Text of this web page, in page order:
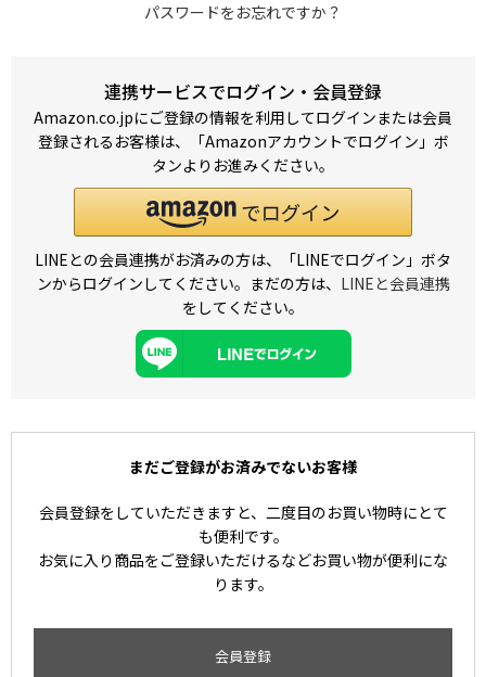
パスワードをお忘れですか？
連携サービスでログイン・会員登録
Amazon.co.jpにご登録の情報を利用してログインまたは会員
登録されるお客様は、「Amazonアカウントでログイン」ボ
タンよりお進みください。
LINEとの会員連携がお済みの方は、「LINEでログイン」ボタ
ンからログインしてください。まだの方は、 LINEと会員連携
をしてください。
まだご登録がお済みでないお客様
会員登録をしていただきますと、二度目のお買い物時にとて
も便利です。
お気に入り商品をご登録いただけるなどお買い物が便利にな
ります。
会員登録